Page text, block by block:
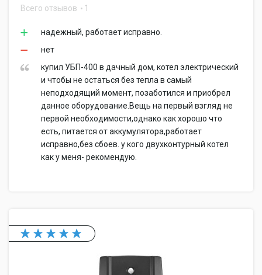
Всего отзывов 1
надежный, работает исправно.
нет
купил УБП-400 в дачный дом, котел электрический
и чтобы не остаться без тепла в самый
неподходящий момент, позаботился и приобрел
данное оборудование.Вещь на первый взгляд не
первой необходимости,однако как хорошо что
есть, питается от аккумулятора,работает
исправно,без сбоев. у кого двухконтурный котел
как у меня- рекомендую.